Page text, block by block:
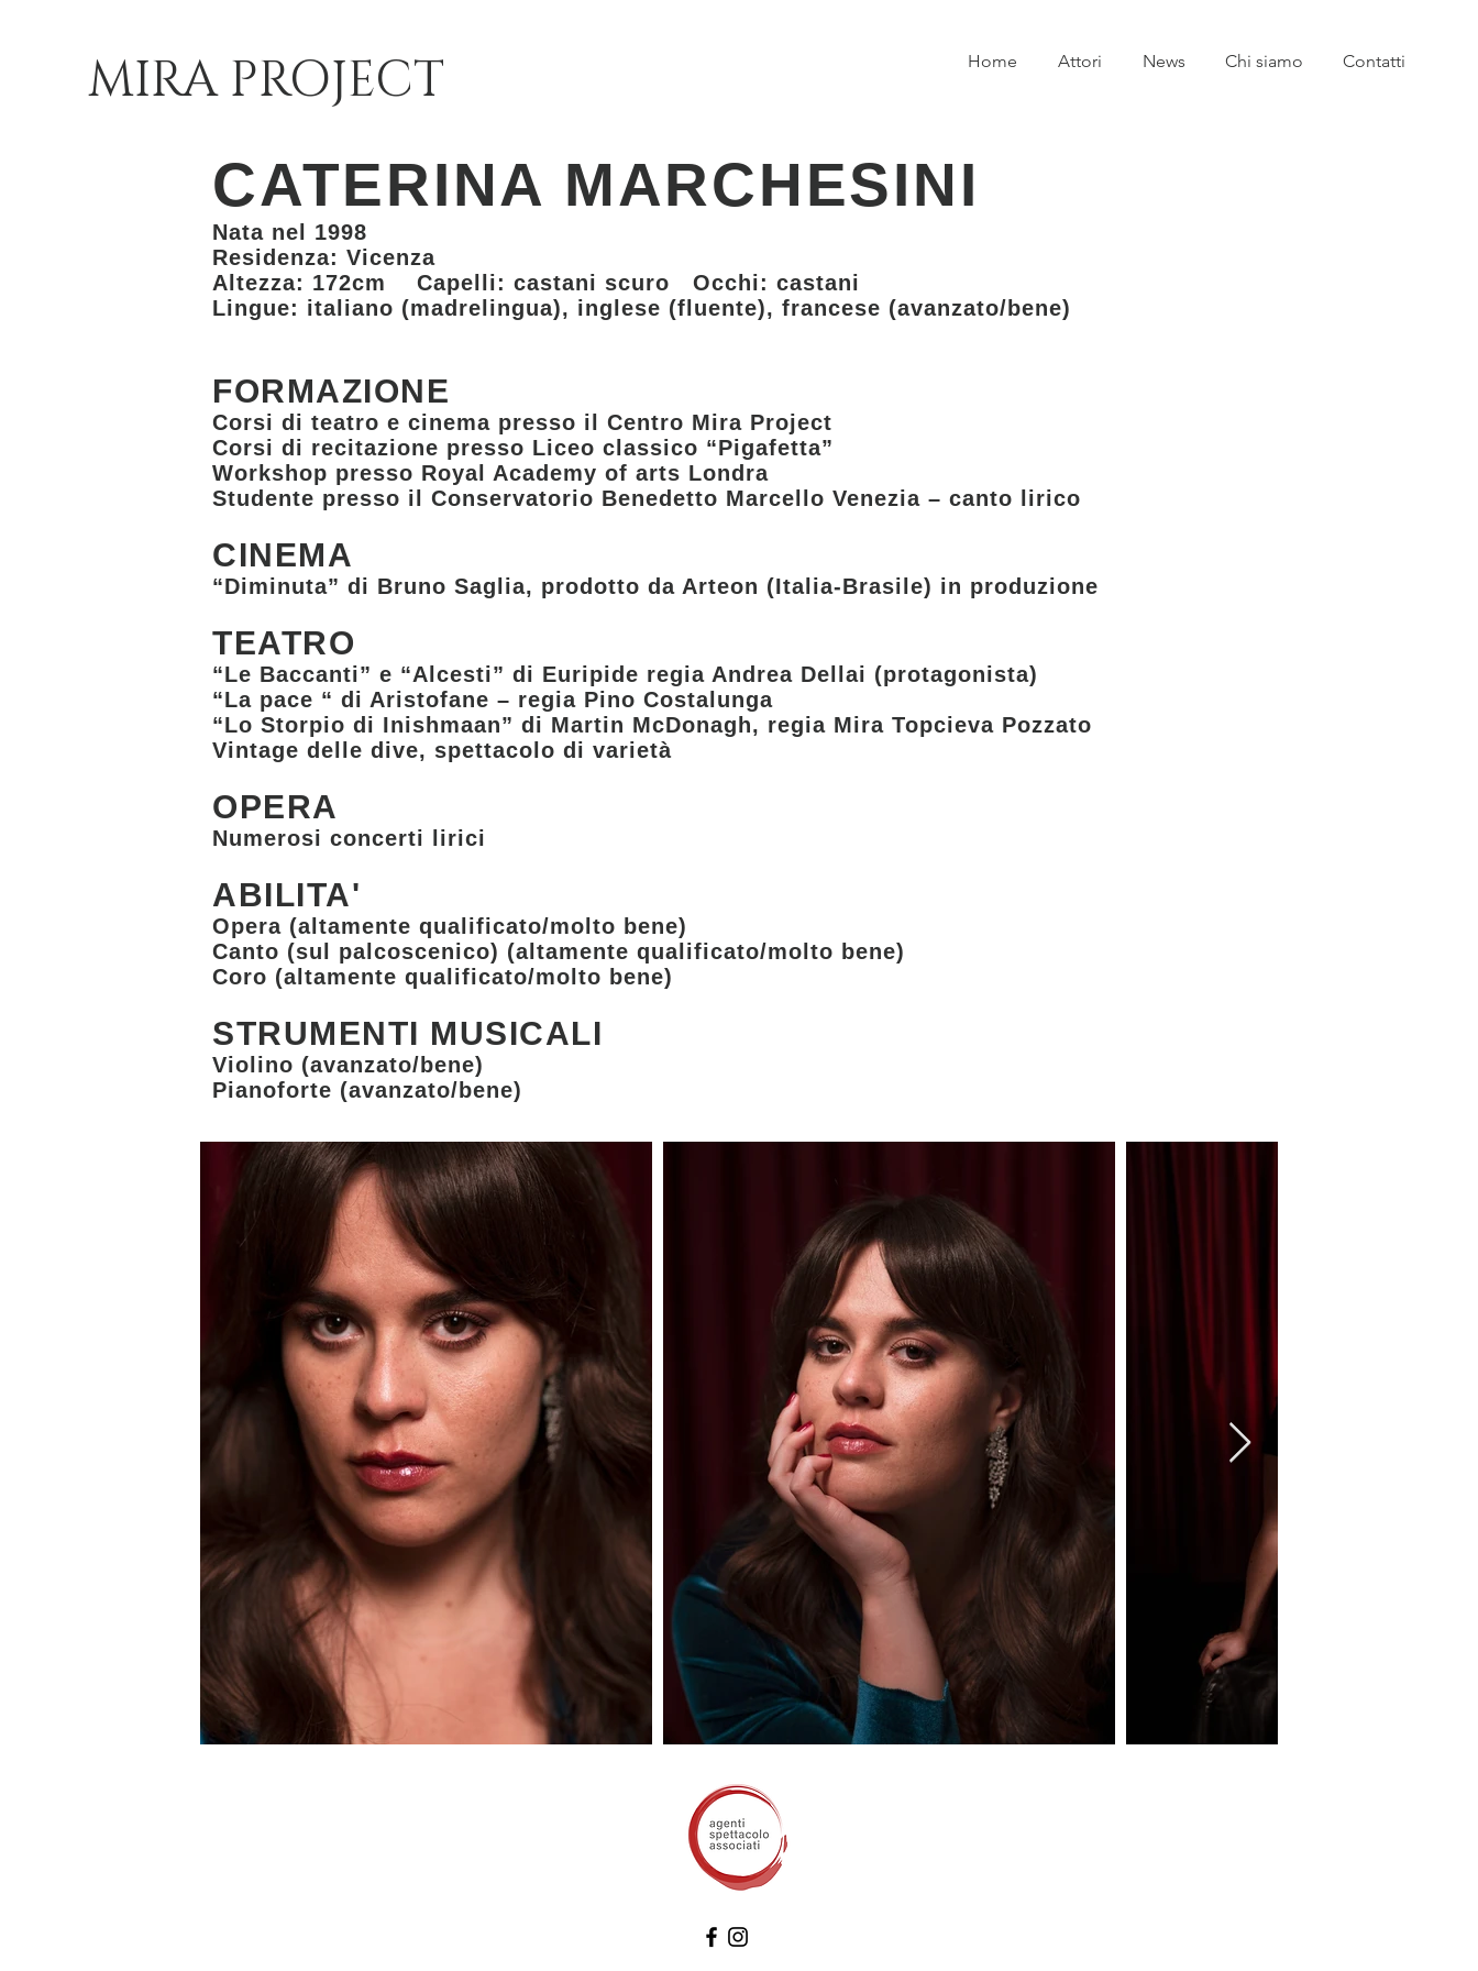
MIRA PROJECT Home Attori News Chi siamo Contatti
CATERINA MARCHESINI
Nata nel 1998
Residenza: Vicenza
Altezza: 172cm Capelli: castani scuro Occhi: castani
Lingue: italiano (madrelingua), inglese (fluente), francese (avanzato/bene)
FORMAZIONE
Corsi di teatro e cinema presso il Centro Mira Project
Corsi di recitazione presso Liceo classico “Pigafetta”
Workshop presso Royal Academy of arts Londra
Studente presso il Conservatorio Benedetto Marcello Venezia – canto lirico
CINEMA
“Diminuta” di Bruno Saglia, prodotto da Arteon (Italia-Brasile) in produzione
TEATRO
“Le Baccanti” e “Alcesti” di Euripide regia Andrea Dellai (protagonista)
“La pace “ di Aristofane – regia Pino Costalunga
“Lo Storpio di Inishmaan” di Martin McDonagh, regia Mira Topcieva Pozzato
Vintage delle dive, spettacolo di varietà
OPERA
Numerosi concerti lirici
ABILITA'
Opera (altamente qualificato/molto bene)
Canto (sul palcoscenico) (altamente qualificato/molto bene)
Coro (altamente qualificato/molto bene)
STRUMENTI MUSICALI
Violino (avanzato/bene)
Pianoforte (avanzato/bene)